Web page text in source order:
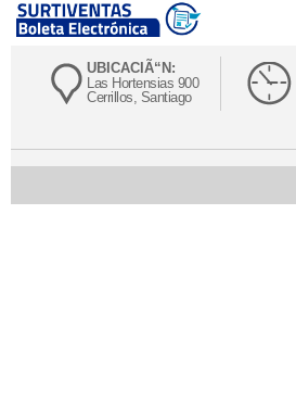
UBICACIÃ“N:
Las Hortensias 900
Cerrillos, Santiago